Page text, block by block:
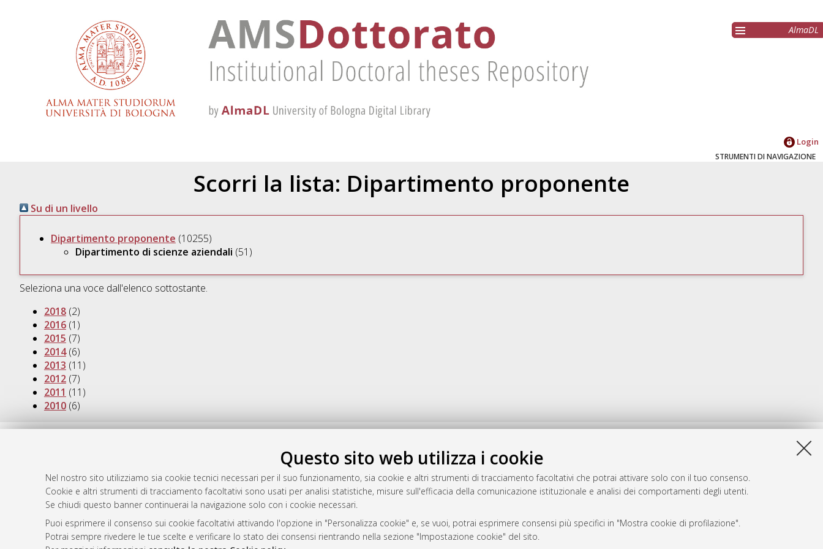
Questo sito web utilizza i cookie
Nel nostro sito utilizziamo sia cookie tecnici necessari per il suo funzionamento, sia cookie e altri strumenti di tracciamento facoltativi che potrai attivare solo con il tuo consenso.
Cookie e altri strumenti di tracciamento facoltativi sono usati per analisi statistiche, misure sull'efficacia della comunicazione istituzionale e analisi dei comportamenti degli utenti.
Se chiudi questo banner continuerai la navigazione solo con i cookie necessari.
Puoi esprimere il consenso sui cookie facoltativi attivando l'opzione in "Personalizza cookie" e, se vuoi, potrai esprimere consensi più specifici in "Mostra cookie di profilazione".
Potrai sempre rivedere le tue scelte e verificare lo stato dei consensi rientrando nella sezione "Impostazione cookie" del sito.
AlmaDL
Login
STRUMENTI DI NAVIGAZIONE
Scorri la lista: Dipartimento proponente
Su di un livello
Dipartimento proponente (10255)
Dipartimento di scienze aziendali (51)
Seleziona una voce dall'elenco sottostante.
2018(2)
2016(1)
2015 (7)
2014(6)
2013 (11)
2012(7)
2011 (11)
2010(6)
Rss 2.0
ISSN: 2038-7946
Servizio implementato e gestito daAlmaDL
Impostazioni Cookie
Informativa sulla privacy
Condizioni d’uso del sito